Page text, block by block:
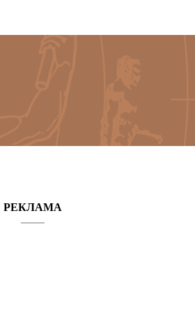
РЕКЛАМА